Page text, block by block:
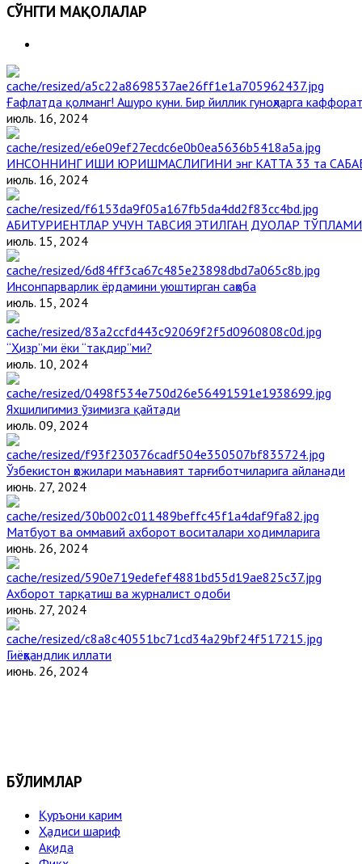
СЎНГГИ МАҚОЛАЛАР
Ғафлатда қолманг! Ашуро куни. Бир йиллик гуноҳларга
июль. 16, 2024
ИНСОННИНГ ИШИ ЮРИШМАСЛИГИНИ энг КАТТА 33 та
июль. 16, 2024
АБИТУРИЕНТЛАР УЧУН ТАВСИЯ ЭТИЛГАН ДУОЛАР ТЎПЛАМИ
июль. 15, 2024
Инсонпарварлик ёрдамини уюштирган саҳоба
июль. 15, 2024
“Ҳизр”ми ёки “тақдир”ми?
июль. 10, 2024
Яхшилигимиз ўзимизга қайтади
июль. 09, 2024
Ўзбекистон ҳожилари маънавият тарғиботчиларига айланади
июнь. 27, 2024
Матбуот ва оммавий ахборот воситалари ходимларига
июнь. 26, 2024
Ахборот тарқатиш ва журналист одоби
июнь. 27, 2024
Гиёҳвандлик иллати
июнь. 26, 2024
БЎЛИМЛАР
Қуръони карим
Ҳадиси шариф
Ақида